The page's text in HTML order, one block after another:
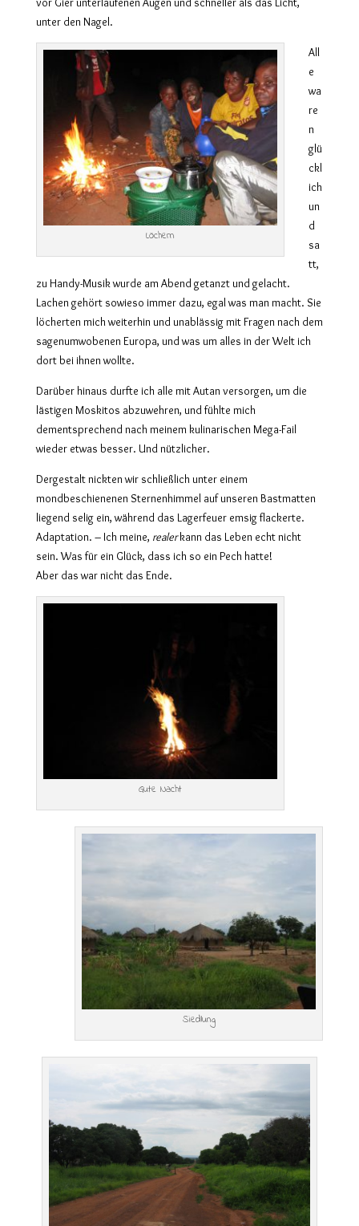
unter den Nagel.
Löchern
All
e
wa
re
n
glü
ckl
ich
un
d
sa
tt,
zu Handy-Musik wurde am Abend getanzt und gelacht.
Lachen gehört sowieso immer dazu, egal was man macht. Sie
löcherten mich weiterhin und unablässig mit Fragen nach dem
sagenumwobenen Europa, und was um alles in der Welt ich
dort bei ihnen wollte.
Darüber hinaus durfte ich alle mit Autan versorgen, um die
lästigen Moskitos abzuwehren, und fühlte mich
dementsprechend nach meinem kulinarischen Mega-Fail
wieder etwas besser. Und nützlicher.
Dergestalt nickten wir schließlich unter einem
mondbeschienenen Sternenhimmel auf unseren Bastmatten
liegend selig ein, während das Lagerfeuer emsig flackerte.
Adaptation. – Ich meine, realerkann das Leben echt nicht
sein. Was für ein Glück, dass ich so ein Pech hatte!
Aber das war nicht das Ende.
Gute Nacht
Siedlung